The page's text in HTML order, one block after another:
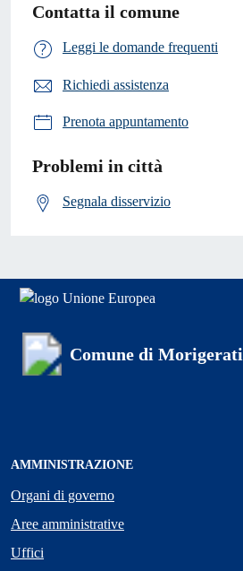
Contatta il comune
Leggi le domande frequenti
Richiedi assistenza
Prenota appuntamento
Problemi in città
Segnala disservizio
Comune di Morigerati
AMMINISTRAZIONE
Organi di governo
Aree amministrative
Uffici